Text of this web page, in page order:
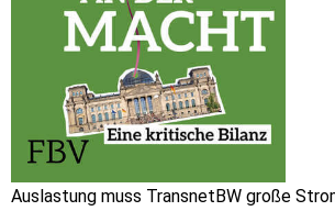
Auslastung muss TransnetBW große